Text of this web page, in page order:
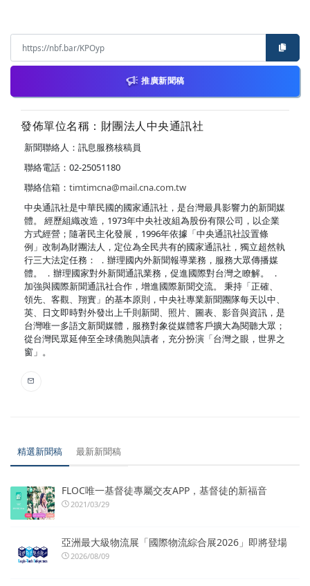
推廣新聞稿
發佈單位名稱：財團法人中央通訊社
新聞聯絡人：訊息服務核稿員
聯絡電話：02-25051180
聯絡信箱： timtimcna@mail.cna.com.tw
中央通訊社是中華民國的國家通訊社，是台灣最具影響力的新聞媒
體。 經歷組織改造，1973年中央社改組為股份有限公司，以企業
方式經營；隨著民主化發展，1996年依據「中央通訊社設置條
例」改制為財團法人，定位為全民共有的國家通訊社，獨立超然執
行三大法定任務： ．辦理國內外新聞報導業務，服務大眾傳播媒
體。 ．辦理國家對外新聞通訊業務，促進國際對台灣之瞭解。 ．
加強與國際新聞通訊社合作，增進國際新聞交流。 秉持「正確、
領先、客觀、翔實」的基本原則，中央社專業新聞團隊每天以中、
英、日文即時對外發出上千則新聞、照片、圖表、影音與資訊，是
台灣唯一多語文新聞媒體，服務對象從媒體客戶擴大為閱聽大眾；
從台灣民眾延伸至全球僑胞與讀者，充分扮演「台灣之眼，世界之
窗」。
精選新聞稿 最新新聞稿
FLOC唯一基督徒專屬交友APP，基督徒的新福音
2021/03/29
亞洲最大級物流展「國際物流綜合展2026」即將登場
2026/08/09